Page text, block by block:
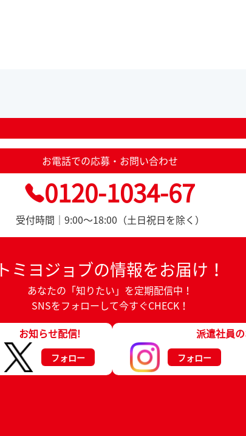
お電話での応募・お問い合わせ
0120-1034-67
受付時間｜9:00～18:00（土日祝日を除く）
トミヨジョブの情報をお届け！
あなたの「知りたい」を定期配信中！
SNSをフォローして今すぐCHECK！
お知らせ配信!
フォロー
派遣社員
フォロー